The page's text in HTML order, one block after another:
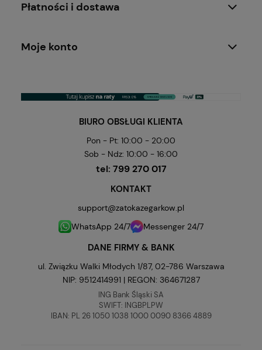
Płatności i dostawa
Moje konto
BIURO OBSŁUGI KLIENTA
Pon - Pt: 10:00 - 20:00
Sob - Ndz: 10:00 - 16:00
tel: 799 270 017
KONTAKT
support@zatokazegarkow.pl
WhatsApp 24/7
Messenger 24/7
DANE FIRMY & BANK
ul. Związku Walki Młodych 1/87, 02-786 Warszawa
NIP: 9512414991 | REGON: 364671287
ING Bank Śląski SA
SWIFT: INGBPLPW
IBAN: PL 26 1050 1038 1000 0090 8366 4889